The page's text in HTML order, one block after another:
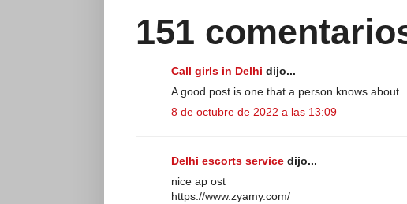
151
Call girls in Delhi dijo...
A good post is one that a person knows about
8 de octubre de 2022 a las 13:09
Delhi escorts service dijo...
nice ap ost
https://www.zyamy.com/